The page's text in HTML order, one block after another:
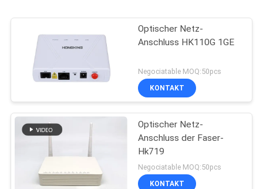
Optischer Netz-
Anschluss HK110G 1GE
Negociatable MOQ:50pcs
KONTAKT
Optischer Netz-
Anschluss der Faser-
Hk719
Negociatable MOQ:50pcs
KONTAKT